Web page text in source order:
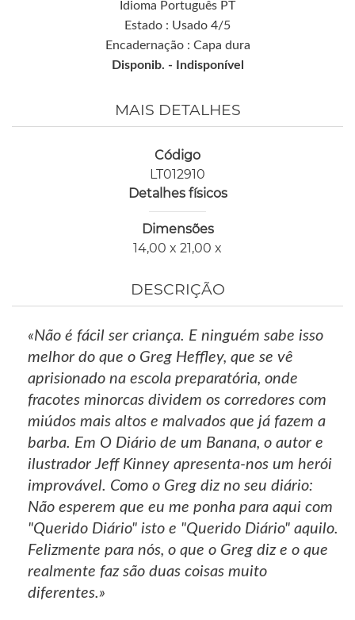
Idioma Português PT
Estado : Usado 4/5
Encadernação : Capa dura
Disponib. - Indisponível
MAIS DETALHES
Código
LT012910
Detalhes físicos
Dimensões
14,00 x 21,00 x
DESCRIÇÃO
«Não é fácil ser criança. E ninguém sabe isso
melhor do que o Greg Heffley, que se vê
aprisionado na escola preparatória, onde
fracotes minorcas dividem os corredores com
miúdos mais altos e malvados que já fazem a
barba. Em O Diário de um Banana, o autor e
ilustrador Jeff Kinney apresenta-nos um herói
improvável. Como o Greg diz no seu diário:
Não esperem que eu me ponha para aqui com
"Querido Diário" isto e "Querido Diário" aquilo.
Felizmente para nós, o que o Greg diz e o que
realmente faz são duas coisas muito
diferentes.»